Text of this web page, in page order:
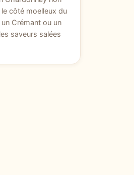
côté moelleux du
Crémant ou un
saveurs salées